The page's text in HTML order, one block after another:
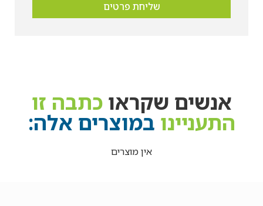
שליחת פרטים
אנשים שקראוכתבה זו
התעניינו במוצרים אלה:
אין מוצרים